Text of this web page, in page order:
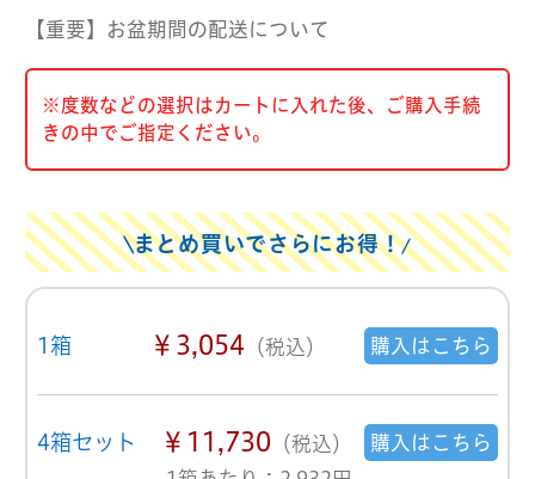
【重要】お盆期間の配送について
※度数などの選択はカートに入れた後、ご購入手続
きの中でご指定ください。
まとめ買いでさらにお得！
1箱 ￥3,054（税込） 購入はこちら
4箱セット ￥11,730 （税込）
購入はこちら